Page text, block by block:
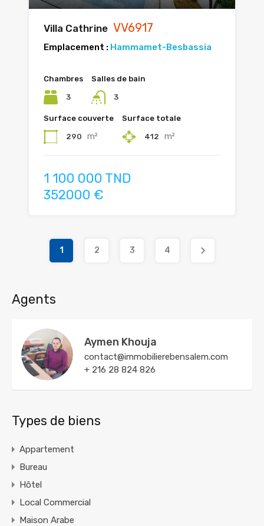
Villa Cathrine VV6917
Emplacement : Hammamet-Besbassia
Chambres
3
Salles de bain
3
Surface couverte
290 m²
Surface totale
412 m²
1 100 000 TND
352000 €
1 2 3 4
Agents
Aymen Khouja
contact@immobilierebensalem.com
+ 216 28 824 826
Types de biens
Appartement
Bureau
Hôtel
Local Commercial
Maison Arabe